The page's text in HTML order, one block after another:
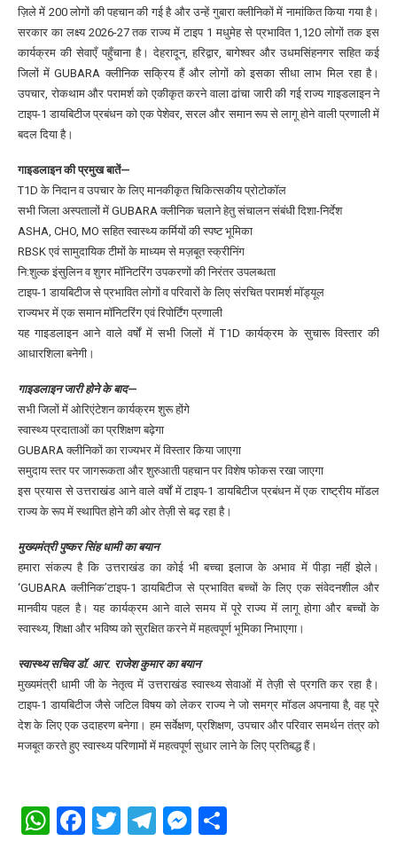
ज़िले में 200 लोगों की पहचान की गई है और उन्हें गुबारा क्लीनिकों में नामांकित किया गया है।
सरकार का लक्ष्य 2026-27 तक राज्य में टाइप 1 मधुमेह से प्रभावित 1,120 लोगों तक इस
कार्यक्रम की सेवाएँ पहुँचाना है। देहरादून, हरिद्वार, बागेश्वर और उधमसिंहनगर सहित कई
जिलों में GUBARA क्लीनिक सक्रिय हैं और लोगों को इसका सीधा लाभ मिल रहा है।
उपचार, रोकथाम और परामर्श को एकीकृत करने वाला ढांचा जारी की गई राज्य गाइडलाइन ने
टाइप-1 डायबिटीज प्रबंधन को एक पेशेवर, सरल और समान रूप से लागू होने वाली प्रणाली में
बदल दिया है।
गाइडलाइन की प्रमुख बातें—
T1D के निदान व उपचार के लिए मानकीकृत चिकित्सकीय प्रोटोकॉल
सभी जिला अस्पतालों में GUBARA क्लीनिक चलाने हेतु संचालन संबंधी दिशा-निर्देश
ASHA, CHO, MO सहित स्वास्थ्य कर्मियों की स्पष्ट भूमिका
RBSK एवं सामुदायिक टीमों के माध्यम से मज़बूत स्क्रीनिंग
नि:शुल्क इंसुलिन व शुगर मॉनिटरिंग उपकरणों की निरंतर उपलब्धता
टाइप-1 डायबिटीज से प्रभावित लोगों व परिवारों के लिए संरचित परामर्श मॉड्यूल
राज्यभर में एक समान मॉनिटरिंग एवं रिपोर्टिंग प्रणाली
यह गाइडलाइन आने वाले वर्षों में सभी जिलों में T1D कार्यक्रम के सुचारू विस्तार की
आधारशिला बनेगी।
गाइडलाइन जारी होने के बाद—
सभी जिलों में ओरिएंटेशन कार्यक्रम शुरू होंगे
स्वास्थ्य प्रदाताओं का प्रशिक्षण बढ़ेगा
GUBARA क्लीनिकों का राज्यभर में विस्तार किया जाएगा
समुदाय स्तर पर जागरूकता और शुरुआती पहचान पर विशेष फोकस रखा जाएगा
इस प्रयास से उत्तराखंड आने वाले वर्षों में टाइप-1 डायबिटीज प्रबंधन में एक राष्ट्रीय मॉडल
राज्य के रूप में स्थापित होने की ओर तेज़ी से बढ़ रहा है।
मुख्यमंत्री पुष्कर सिंह धामी का बयान
हमारा संकल्प है कि उत्तराखंड का कोई भी बच्चा इलाज के अभाव में पीड़ा नहीं झेले।
‘GUBARA क्लीनिक’टाइप-1 डायबिटीज से प्रभावित बच्चों के लिए एक संवेदनशील और
मानवीय पहल है। यह कार्यक्रम आने वाले समय में पूरे राज्य में लागू होगा और बच्चों के
स्वास्थ्य, शिक्षा और भविष्य को सुरक्षित करने में महत्वपूर्ण भूमिका निभाएगा।
स्वास्थ्य सचिव डॉ. आर. राजेश कुमार का बयान
मुख्यमंत्री धामी जी के नेतृत्व में उत्तराखंड स्वास्थ्य सेवाओं में तेज़ी से प्रगति कर रहा है।
टाइप-1 डायबिटीज जैसे जटिल विषय को लेकर राज्य ने जो समग्र मॉडल अपनाया है, वह पूरे
देश के लिए एक उदाहरण बनेगा। हम सर्वेक्षण, प्रशिक्षण, उपचार और परिवार समर्थन तंत्र को
मजबूत करते हुए स्वास्थ्य परिणामों में महत्वपूर्ण सुधार लाने के लिए प्रतिबद्ध हैं।
WhatsApp
Facebook
Twitter
Telegram
Messenger